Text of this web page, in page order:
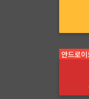
안드로